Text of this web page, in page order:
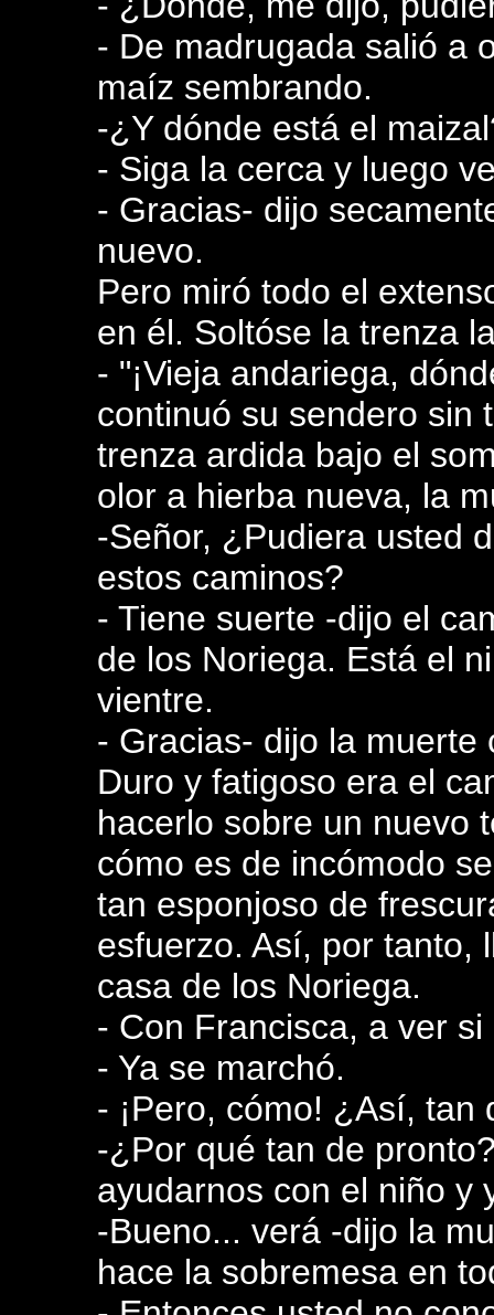
- De madrugada salió a
maíz sembrando.
-¿Y dónde está el
- Siga la cerca y luego
- Gracias- dijo
nuevo.
Pero miró todo el
en él. Soltóse la trenza
- "¡Vieja andariega,
continuó su sendero sin
trenza ardida bajo el
olor a hierba nueva, la
-Señor, ¿Pudiera usted
estos caminos?
- Tiene suerte -dijo el
de los Noriega. Está el
vientre.
- Gracias- dijo la
Duro y fatigoso era el
hacerlo sobre un nuevo
cómo es de incómodo
tan esponjoso de
esfuerzo. Así, por tanto,
casa de los Noriega.
- Con Francisca, a ver
- Ya se marchó.
- ¡Pero, cómo! ¿Así, tan
-¿Por qué tan de
ayudarnos con el niño y
-Bueno... verá -dijo la
hace la sobremesa en